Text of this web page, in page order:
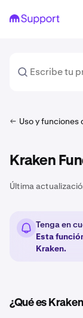
Uso y funciones
Kraken
Última
Tenga en
Esta
Kraken.
¿Qué es